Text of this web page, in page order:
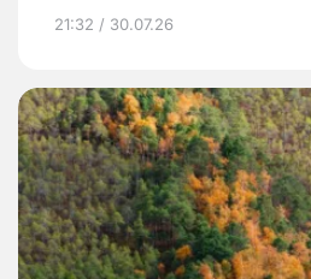
21:32 / 30.07.26